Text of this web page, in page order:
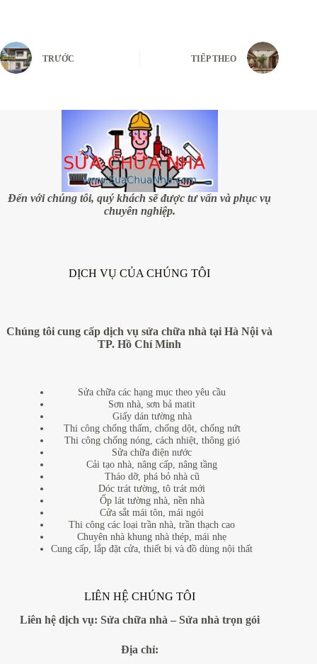
TRƯỚC TIẾP THEO
Đến với chúng tôi, quý khách sẽ được tư vấn và phục vụ
chuyên nghiệp.
DỊCH VỤ CỦA CHÚNG TÔI
Chúng tôi cung cấp dịch vụ sửa chữa nhà tại Hà Nội và
TP. Hồ Chí Minh
Sửa chữa các hạng mục theo yêu cầu
Sơn nhà, sơn bả matit
Giấy dán tường nhà
Thi công chống thấm, chống dột, chống nứt
Thi công chống nóng, cách nhiệt, thông gió
Sửa chữa điện nước
Cải tạo nhà, nâng cấp, nâng tầng
Tháo dỡ, phá bỏ nhà cũ
Dóc trát tường, tô trát mới
Ốp lát tường nhà, nền nhà
Cửa sắt mái tôn, mái ngói
Thi công các loại trần nhà, trần thạch cao
Chuyên nhà khung nhà thép, mái nhẹ
Cung cấp, lắp đặt cửa, thiết bị và đồ dùng nội thất
LIÊN HỆ CHÚNG TÔI
Liên hệ dịch vụ: Sửa chữa nhà – Sửa nhà trọn gói
Địa chỉ: